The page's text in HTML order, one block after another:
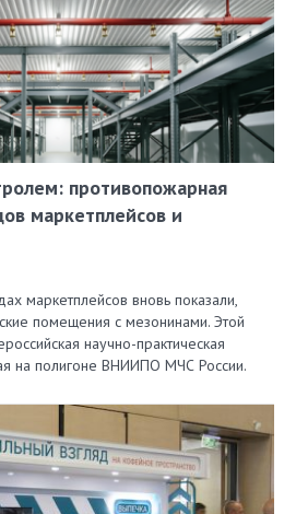
противопожарная
маркетплейсов и
маркетплейсов вновь показали,
помещения с мезонинами. Этой
научно-практическая
на полигоне ВНИИПО МЧС России.